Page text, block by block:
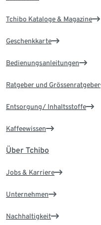
Tchibo Kataloge & Magazine
Geschenkkarte
Bedienungsanleitungen
Ratgeber und Grössenratgeber
Entsorgung/ Inhaltsstoffe
Kaffeewissen
Über Tchibo
Jobs & Karriere
Unternehmen
Nachhaltigkeit